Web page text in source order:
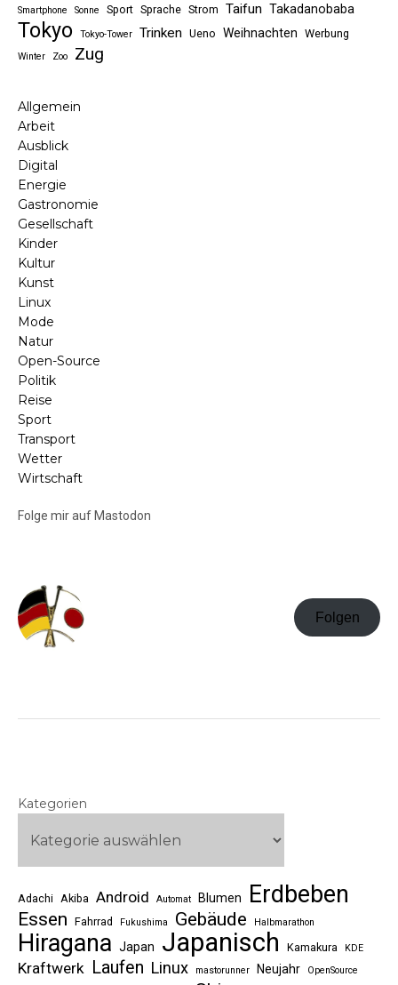
Smartphone Sonne Sport Sprache Strom Taifun Takadanobaba
Tokyo Tokyo-Tower Trinken Ueno Weihnachten Werbung
Winter Zoo Zug
Allgemein
Arbeit
Ausblick
Digital
Energie
Gastronomie
Gesellschaft
Kinder
Kultur
Kunst
Linux
Mode
Natur
Open-Source
Politik
Reise
Sport
Transport
Wetter
Wirtschaft
Folge mir auf Mastodon
Folgen
Kategorien
Adachi Akiba Android Automat Blumen Erdbeben
Essen Fahrrad Fukushima Gebäude Halbmarathon
Hiragana Japan Japanisch Kamakura KDE
Kraftwerk Laufen Linux mastorunner Neujahr OpenSource